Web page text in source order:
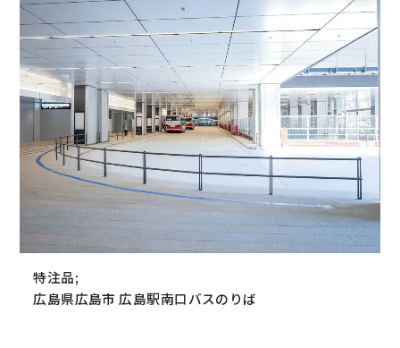
特注品;
広島県広島市 広島駅南口バスのりば